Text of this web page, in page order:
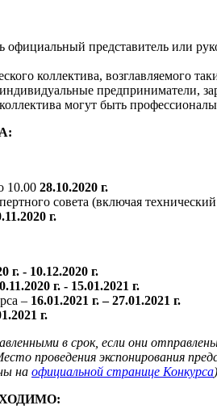
официальный представитель или
коллектива, возглавляемого
предприниматели,
могут быть
10.00 28.10.2020 г.
совета (включая
г.
г. - 10.12.2020 г.
г. - 15.01.2021 г.
– 16.01.2021 г. – 27.01.2021 г.
г.
в срок, если они
проведения экспонирования
на официальной странице Конкурса)